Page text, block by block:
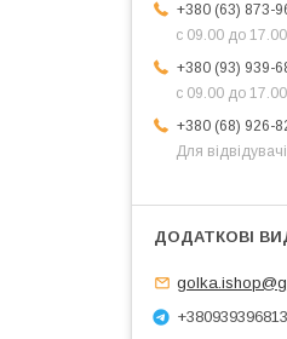
+380 (63) 873-
с 09.00 до 17.00
+380 (93) 939-
с 09.00 до 17.00
+380 (68) 926-
Для
+380939396813